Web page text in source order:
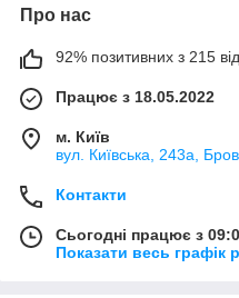
Про нас
92% позитивних з 215
Працює з 18.05.2022
м. Київ
вул. Київська, 243а,
Контакти
Сьогодні працює з
Показати весь графік